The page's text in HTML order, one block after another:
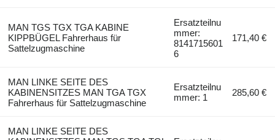
MAN TGS TGX TGA KABINE
KIPPBÜGEL Fahrerhaus für
Sattelzugmaschine
Ersatzteilnu
mmer:
8141715601
6
171,40 €
MAN LINKE SEITE DES
KABINENSITZES MAN TGA TGX
Fahrerhaus für Sattelzugmaschine
Ersatzteilnu
mmer: 1
285,60 €
MAN LINKE SEITE DES